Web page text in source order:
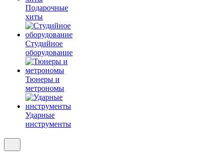
Подарочные
хиты
Студийное
оборудование
Тюнеры и
метрономы
Ударные
инструменты